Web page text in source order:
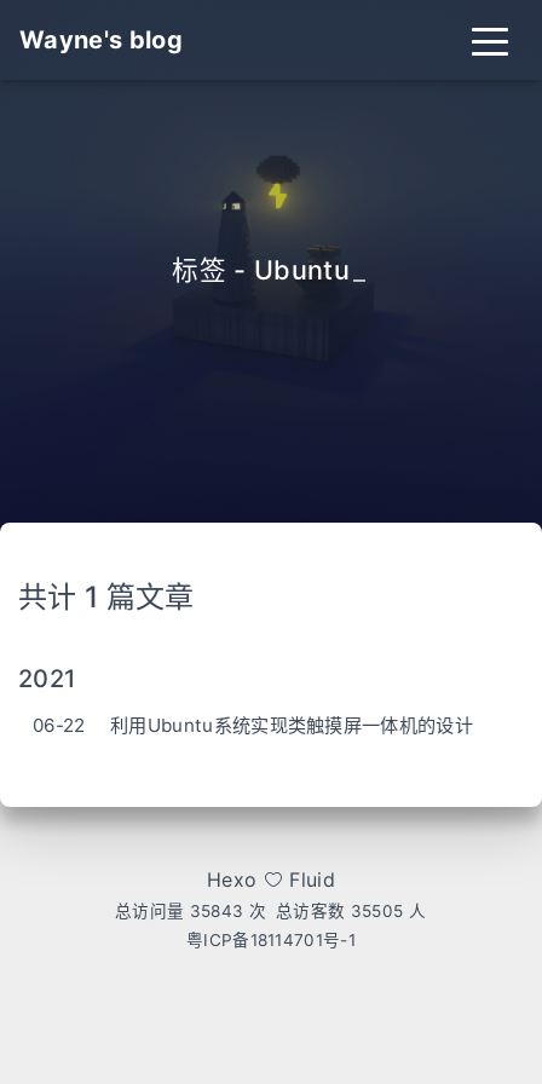
Wayne's blog
标签 - Ubuntu
共计 1 篇文章
2021
06-22 利用Ubuntu系统实现类触摸屏一体机的设计
Hexo Fluid
总访问量 35843 次 总访客数 35505 人
粤ICP备18114701号-1